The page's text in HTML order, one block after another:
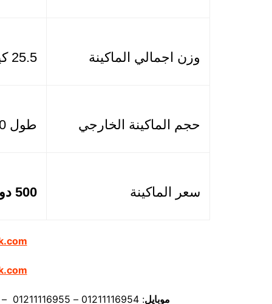
وزن اجمالي الماكينة 25.5 كيلو
حجم الماكينة الخارجي طول 60 سم × عرض 56 سم × ارتفاع 60 سم
سعر الماكينة 500 دولار
موبايل: 01211116954 – 01211116955 – 01211116956 – 01211116957 – 01211116958